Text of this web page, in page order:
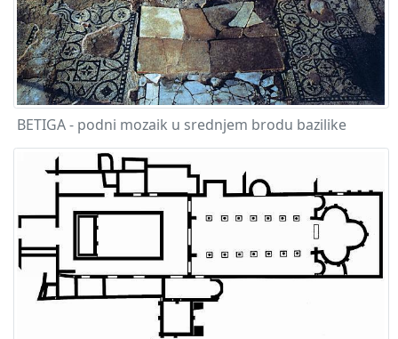
BETIGA - podni mozaik u srednjem brodu bazilike